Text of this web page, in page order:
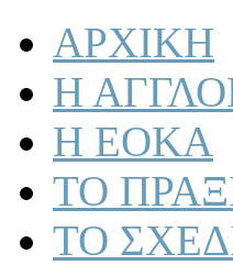
ΑΡΧΙΚΗ
Η
Η ΕΟΚΑ
ΤΟ
ΤΟ